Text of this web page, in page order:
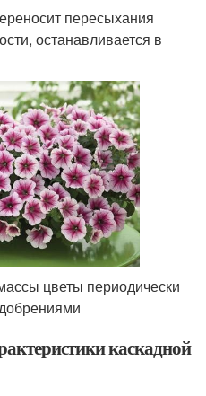
пересыхания
останавливается в
цветы периодически
каскадной